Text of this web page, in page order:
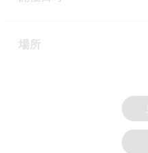
場所